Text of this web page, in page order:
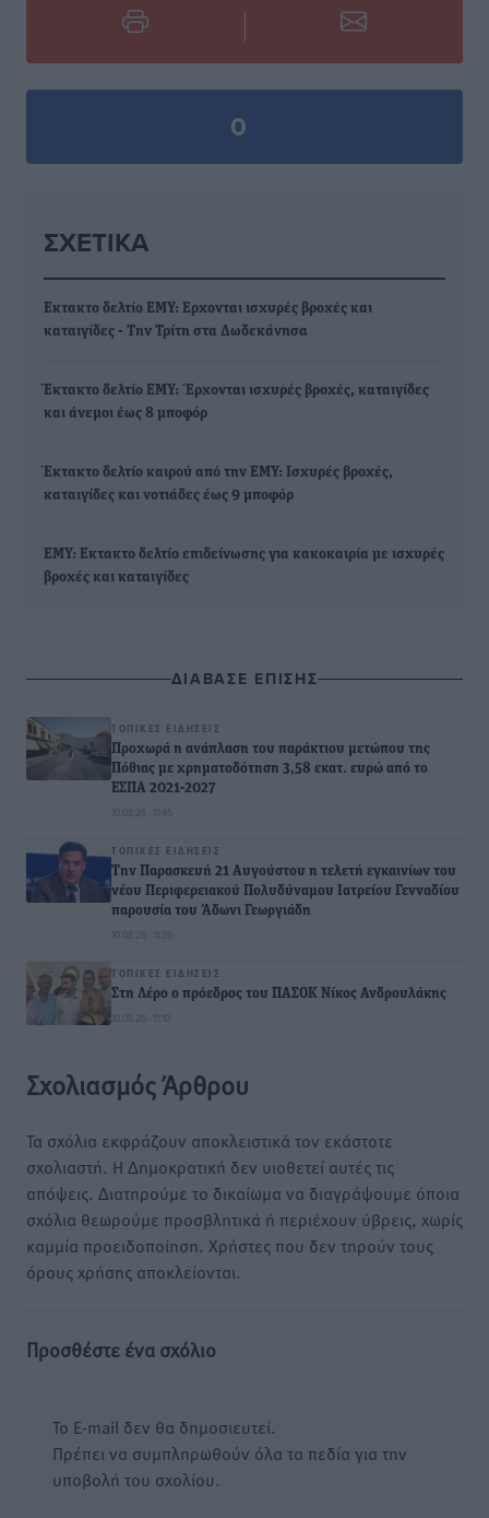
0
ΣΧΕΤΙΚΆ
Εκτακτο δελτίο ΕΜΥ: Ερχονται ισχυρές βροχές και
καταιγίδες - Την Τρίτη στα Δωδεκάνησα
Έκτακτο δελτίο ΕΜΥ: Έρχονται ισχυρές βροχές, καταιγίδες
και άνεμοι έως 8 μποφόρ
Έκτακτο δελτίο καιρού από την ΕΜΥ: Ισχυρές βροχές,
καταιγίδες και νοτιάδες έως 9 μποφόρ
ΕΜΥ: Εκτακτο δελτίο επιδείνωσης για κακοκαιρία με ισχυρές
βροχές και καταιγίδες
ΔΙΑΒΑΣΕ ΕΠΙΣΗΣ
ΤΟΠΙΚΈΣ ΕΙΔΉΣΕΙΣ
Προχωρά η ανάπλαση του παράκτιου μετώπου της
Πόθιας με χρηματοδότηση 3,58 εκατ. ευρώ από το
ΕΣΠΑ 2021-2027
10.08.26 · 11:45
ΤΟΠΙΚΈΣ ΕΙΔΉΣΕΙΣ
Την Παρασκευή 21 Αυγούστου η τελετή εγκαινίων του
νέου Περιφερειακού Πολυδύναμου Ιατρείου Γενναδίου
παρουσία του Άδωνι Γεωργιάδη
10.08.26 · 11:36
ΤΟΠΙΚΈΣ ΕΙΔΉΣΕΙΣ
Στη Λέρο ο πρόεδρος του ΠΑΣΟΚ Νίκος Ανδρουλάκης
10.08.26 · 11:10
Σχολιασμός Άρθρου
Τα σχόλια εκφράζουν αποκλειστικά τον εκάστοτε
σχολιαστή. Η Δημοκρατική δεν υιοθετεί αυτές τις
απόψεις. Διατηρούμε το δικαίωμα να διαγράψουμε όποια
σχόλια θεωρούμε προσβλητικά ή περιέχουν ύβρεις, χωρίς
καμμία προειδοποίηση. Χρήστες που δεν τηρούν τους
όρους χρήσης αποκλείονται.
Προσθέστε ένα σχόλιο
Το E-mail δεν θα δημοσιευτεί.
Πρέπει να συμπληρωθούν όλα τα πεδία για την
υποβολή του σχολίου.